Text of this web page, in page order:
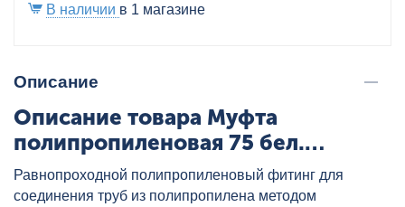
В наличии в 1 магазине
Описание
Описание товара Муфта
полипропиленовая 75 бел.
VALTEC, артикул: VTp.703.0.075
Равнопроходной полипропиленовый фитинг для
соединения труб из полипропилена методом